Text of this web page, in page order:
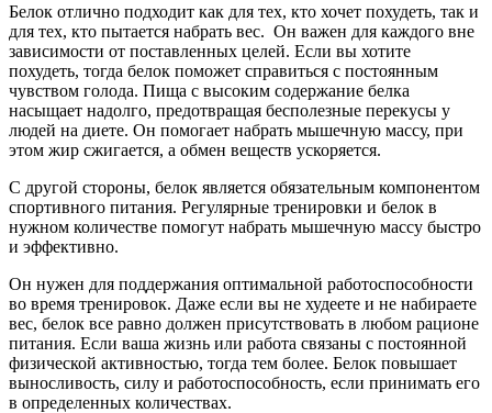
Белок отлично подходит как для тех, кто хочет похудеть, так и
для тех, кто пытается набрать вес. Он важен для каждого вне
зависимости от поставленных целей. Если вы хотите
похудеть, тогда белок поможет справиться с постоянным
чувством голода. Пища с высоким содержание белка
насыщает надолго, предотвращая бесполезные перекусы у
людей на диете. Он помогает набрать мышечную массу, при
этом жир сжигается, а обмен веществ ускоряется.
С другой стороны, белок является обязательным компонентом
спортивного питания. Регулярные тренировки и белок в
нужном количестве помогут набрать мышечную массу быстро
и эффективно.
Он нужен для поддержания оптимальной работоспособности
во время тренировок. Даже если вы не худеете и не набираете
вес, белок все равно должен присутствовать в любом рационе
питания. Если ваша жизнь или работа связаны с постоянной
физической активностью, тогда тем более. Белок повышает
выносливость, силу и работоспособность, если принимать его
в определенных количествах.